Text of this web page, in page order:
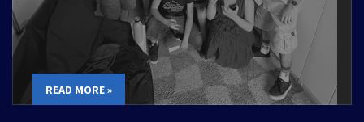
READ MORE »